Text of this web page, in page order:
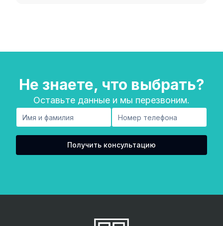
Не знаете, что выбрать?
Оставьте данные и мы перезвоним.
Получить консультацию